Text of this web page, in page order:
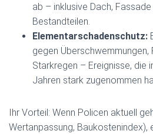
ab – inklusive Dach,
Bestandteilen.
Elementarschadenschutz:
gegen Überschwemmungen,
Starkregen – Ereignisse, die
Jahren stark zugenommen
Ihr Vorteil: Wenn Policen aktuell
Wertanpassung, Baukostenindex),